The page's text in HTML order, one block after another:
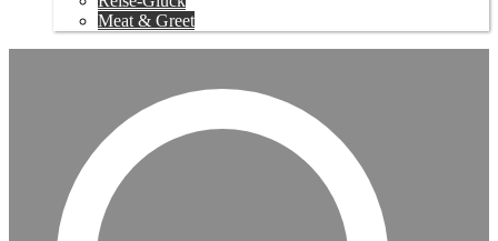
Meat & Greet